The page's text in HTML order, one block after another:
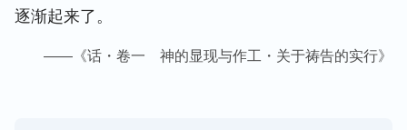
逐渐起来了。
——《话・卷一 神的显现与作工・关于祷告的实行》